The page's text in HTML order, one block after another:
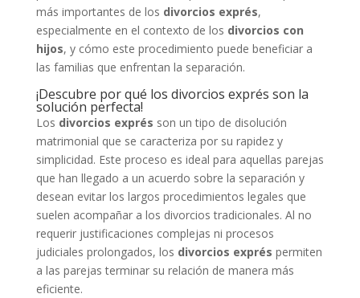
más importantes de los divorcios exprés,
especialmente en el contexto de los divorcios con
hijos, y cómo este procedimiento puede beneficiar a
las familias que enfrentan la separación.
¡Descubre por qué los divorcios exprés son la
solución perfecta!
Los divorcios exprés son un tipo de disolución
matrimonial que se caracteriza por su rapidez y
simplicidad. Este proceso es ideal para aquellas parejas
que han llegado a un acuerdo sobre la separación y
desean evitar los largos procedimientos legales que
suelen acompañar a los divorcios tradicionales. Al no
requerir justificaciones complejas ni procesos
judiciales prolongados, los divorcios exprés permiten
a las parejas terminar su relación de manera más
eficiente.